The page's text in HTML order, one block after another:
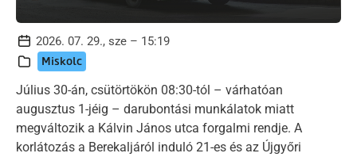
2026. 07. 29., sze – 15:19
Miskolc
Július 30-án, csütörtökön 08:30-tól – várhatóan
augusztus 1-jéig – darubontási munkálatok miatt
megváltozik a Kálvin János utca forgalmi rendje. A
korlátozás a Berekaljáról induló 21-es és az Újgyőri